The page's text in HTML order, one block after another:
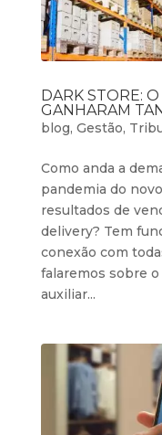
DARK STORE:
GANHARAM
blog, Gestão,
Como anda a
pandemia do
resultados de
delivery? Tem
conexão com
falaremos sobre
auxiliar...